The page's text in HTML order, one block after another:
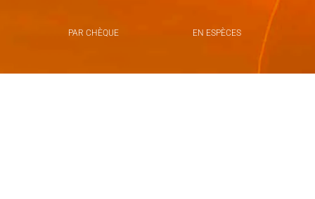
PAR CHÈQUE EN ESPÈCES